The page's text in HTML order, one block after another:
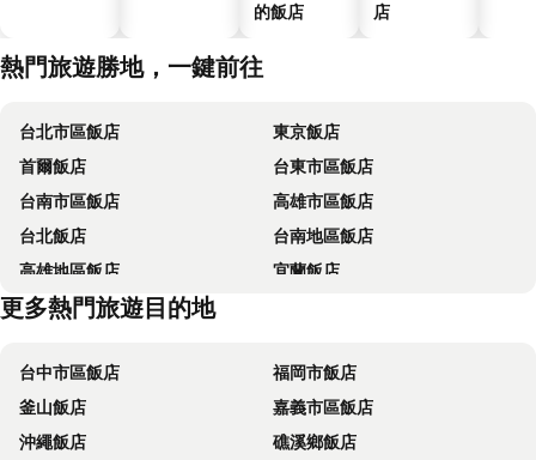
的飯店
店
熱門旅遊勝地，一鍵前往
台北市區飯店
東京飯店
首爾飯店
台東市區飯店
台南市區飯店
高雄市區飯店
台北飯店
台南地區飯店
高雄地區飯店
宜蘭飯店
台中地區飯店
更多熱門旅遊目的地
台中市區飯店
福岡市飯店
釜山飯店
嘉義市區飯店
沖繩飯店
礁溪鄉飯店